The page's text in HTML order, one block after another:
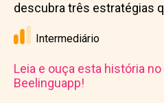
descubra três estratégias
Intermediário
Leia e ouça esta história no
Beelinguapp!